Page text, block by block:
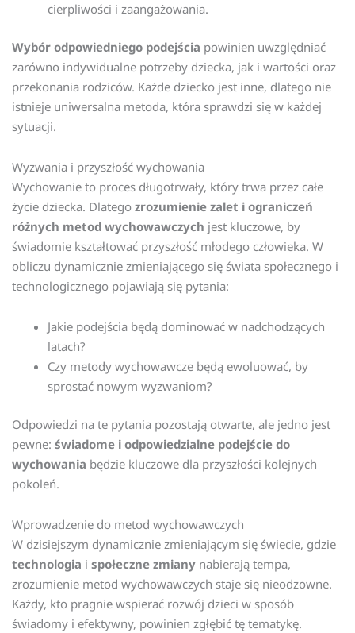
cierpliwości i zaangażowania.
Wybór odpowiedniego podejścia powinien uwzględniać
zarówno indywidualne potrzeby dziecka, jak i wartości oraz
przekonania rodziców. Każde dziecko jest inne, dlatego nie
istnieje uniwersalna metoda, która sprawdzi się w każdej
sytuacji.
Wyzwania i przyszłość wychowania
Wychowanie to proces długotrwały, który trwa przez całe
życie dziecka. Dlatego zrozumienie zalet i ograniczeń
różnych metod wychowawczych jest kluczowe, by
świadomie kształtować przyszłość młodego człowieka. W
obliczu dynamicznie zmieniającego się świata społecznego i
technologicznego pojawiają się pytania:
Jakie podejścia będą dominować w nadchodzących
latach?
Czy metody wychowawcze będą ewoluować, by
sprostać nowym wyzwaniom?
Odpowiedzi na te pytania pozostają otwarte, ale jedno jest
pewne: świadome i odpowiedzialne podejście do
wychowania będzie kluczowe dla przyszłości kolejnych
pokoleń.
Wprowadzenie do metod wychowawczych
W dzisiejszym dynamicznie zmieniającym się świecie, gdzie
technologia i społeczne zmiany nabierają tempa,
zrozumienie metod wychowawczych staje się nieodzowne.
Każdy, kto pragnie wspierać rozwój dzieci w sposób
świadomy i efektywny, powinien zgłębić tę tematykę.